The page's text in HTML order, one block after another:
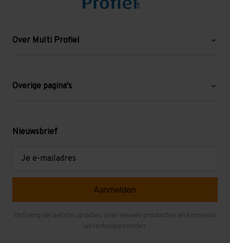
Over Multi Profiel
Blog
Levering en afhalen
Overige pagina's
Mezzanine
Verdiepingsvloeren
Gebruikte entresolvloeren
Nieuwsbrief
Ontvang de laatste updates over nieuwe producten en komende
uitverkoopperiodes